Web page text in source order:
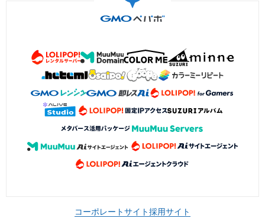
コーポレートサイト採用サイト